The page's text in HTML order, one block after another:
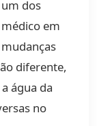
dos
em
diferente,
água da
no